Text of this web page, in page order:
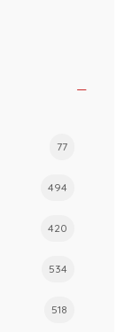
77
494
420
534
518